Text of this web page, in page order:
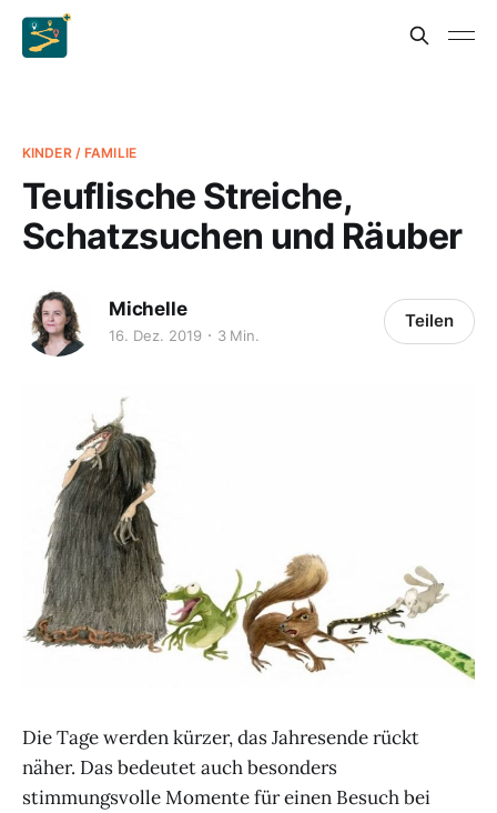
KINDER / FAMILIE
Teuflische Streiche,
Schatzsuchen und Räuber
Michelle
16. Dez. 2019 3 Min.
Teilen
Die Tage werden kürzer, das Jahresende rückt
näher. Das bedeutet auch besonders
stimmungsvolle Momente für einen Besuch bei